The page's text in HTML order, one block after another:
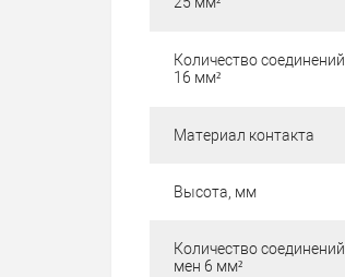
Количество соединений
16 мм²
Материал контакта
Высота, мм
Количество соединений
мен 6 мм²